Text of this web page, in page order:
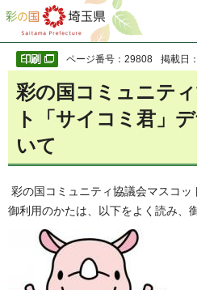
彩の国 埼玉県
ページ番号：29808 掲載日
彩の国コミュニテ
ト「サイコミ君」
いて
彩の国コミュニティ協議会マスコ
御利用のかたは、以下をよく読み、